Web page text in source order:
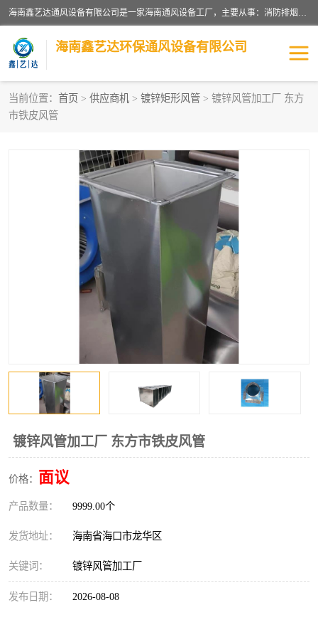
海南鑫艺达通风设备有限公司是一家海南通风设备工厂，主要从事：消防排烟工程、油烟净化工程、厨房排烟工程、酒店厨房设备、新风排风系统、镀锌铁皮管道加工、暖通工程、通风管道安装、消防火阀百叶风口等业务。公司拥有管道及配件一体化工厂生产线，良好的售后服务，良好的设计团队，良好的施工团队、良好管理人员，掌握畅通丰富的信息、市场渠道。
海南鑫艺达环保通风设备有限公司
当前位置： 首页 > 供应商机 > 镀锌矩形风管 > 镀锌风管加工厂 东方
市铁皮风管
镀锌风管加工厂 东方市铁皮风管
价格： 面议
产品数量： 9999.00个
发货地址： 海南省海口市龙华区
关键词： 镀锌风管加工厂
发布日期： 2026-08-08
海南暖通工程
海南厨房排烟工程 海南酒店厨房设备
海南油烟净化工程 管道配件
镁质防火风管
通风管道
消防风机
镀锌矩形风管
镀锌螺旋风管 PP风管
不锈钢烟罩
排烟风机 百叶风口
油烟净化器